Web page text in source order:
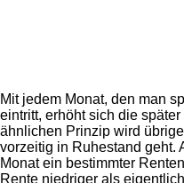
Mit jedem Monat, den man
eintritt, erhöht sich die
ähnlichen Prinzip wird
vorzeitig in Ruhestand geht.
Monat ein bestimmter
Rente niedriger als